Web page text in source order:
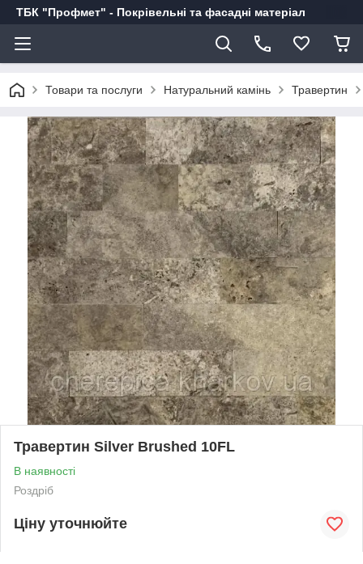
ТБК "Профмет" - Покрівельні та фасадні матеріал
Товари та послуги Натуральний камінь Травертин
Травертин Silver Brushed 10FL
В наявності
Роздріб
Ціну уточнюйте